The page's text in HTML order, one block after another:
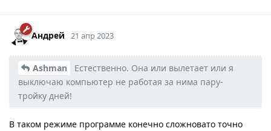
Андрей 21 апр 2023
Ashman
Естественно. Она или вылетает или я
выключаю компьютер не работая за нима пару-
тройку дней!
В таком режиме программе конечно сложновато точно